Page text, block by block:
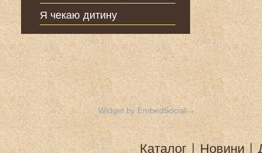
Я чекаю дитину
Widget by EmbedSocial→
Каталог | Новини |